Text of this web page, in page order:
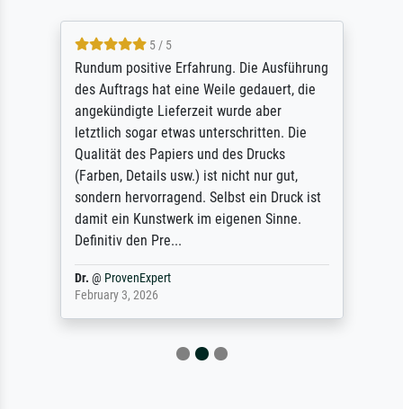
5 / 5
Rundum positive Erfahrung. Die Ausführung
des Auftrags hat eine Weile gedauert, die
angekündigte Lieferzeit wurde aber
letztlich sogar etwas unterschritten. Die
Qualität des Papiers und des Drucks
(Farben, Details usw.) ist nicht nur gut,
sondern hervorragend. Selbst ein Druck ist
damit ein Kunstwerk im eigenen Sinne.
Definitiv den Pre...
Dr. @ ProvenExpert
February 3, 2026